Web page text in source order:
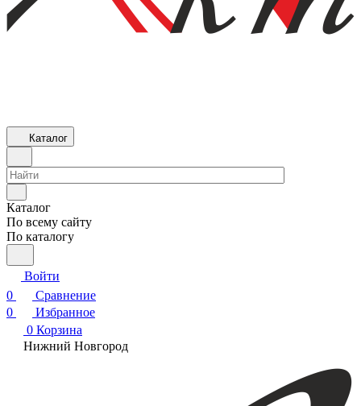
Каталог
Каталог
По всему сайту
По каталогу
Войти
0
Сравнение
0
Избранное
0 Корзина
Нижний Новгород